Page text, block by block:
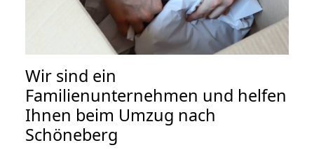
Wir sind ein
Familienunternehmen und helfen
Ihnen beim Umzug nach
Schöneberg